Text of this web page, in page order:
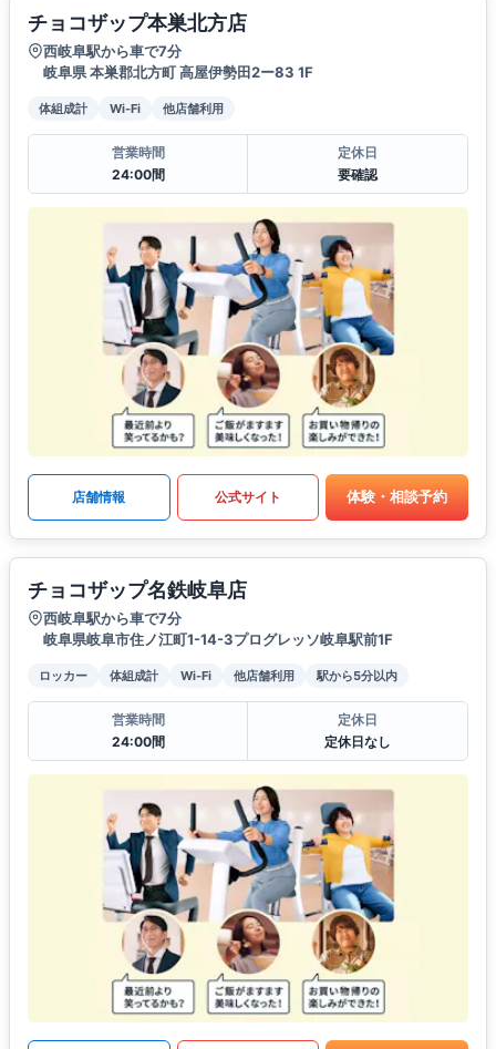
チョコザップ本巣北方店
西岐阜駅から車で7分
岐阜県 本巣郡北方町 高屋伊勢田2ー83 1F
体組成計 Wi-Fi 他店舗利用
営業時間
24:00間
定休日
要確認
店舗情報 公式サイト 体験・相談予約
チョコザップ名鉄岐阜店
西岐阜駅から車で7分
岐阜県岐阜市住ノ江町1-14-3プログレッソ岐阜駅前1F
ロッカー 体組成計 Wi-Fi 他店舗利用 駅から5分以内
営業時間
24:00間
定休日
定休日なし